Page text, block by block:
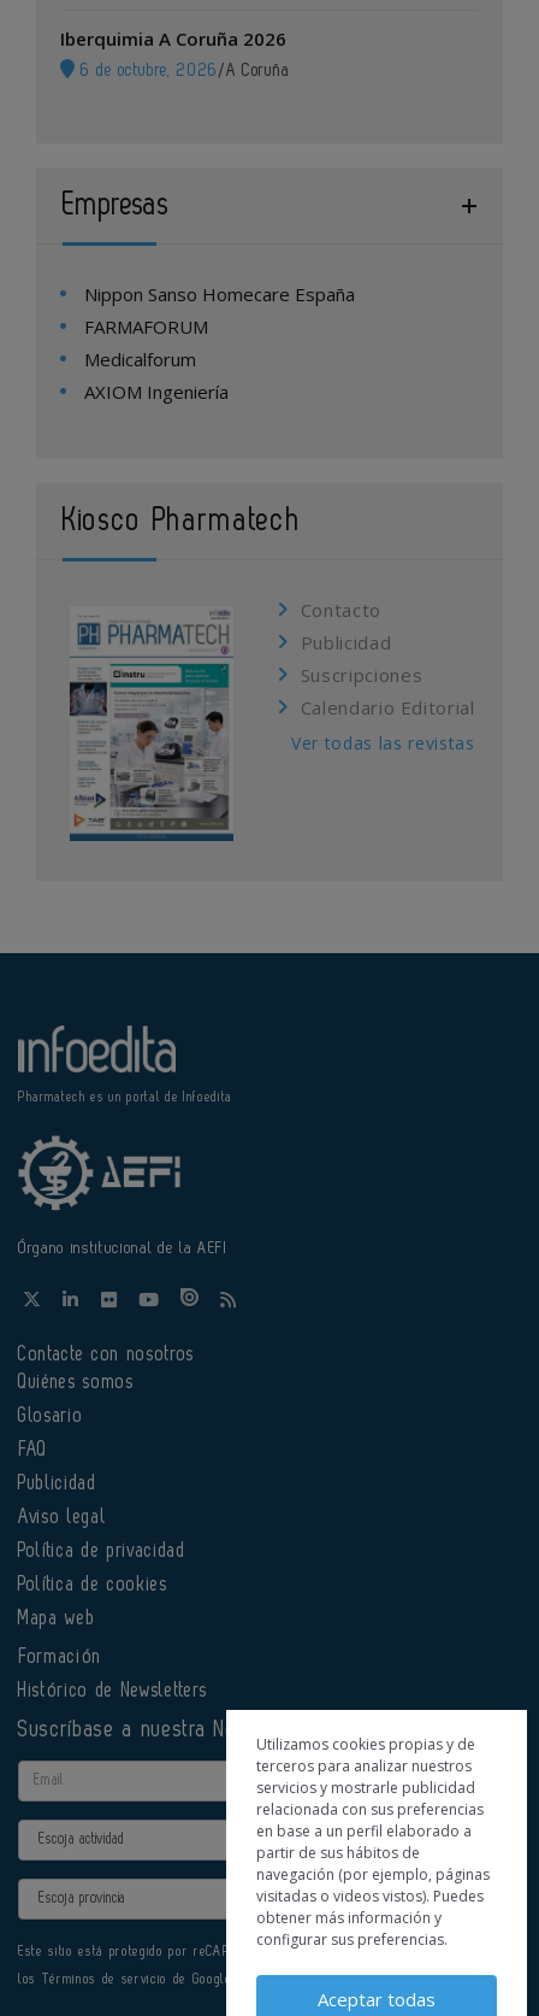
Iberquimia A Coruña 2026
6 de octubre, 2026 /A Coruña
Empresas
Nippon Sanso Homecare España
FARMAFORUM
Medicalforum
AXIOM Ingeniería
Kiosco Pharmatech
Contacto
Publicidad
Suscripciones
Calendario Editorial
Ver todas las revistas
Pharmatech es un portal de Infoedita
Órgano institucional de la AEFI
Contacte con nosotros
Quiénes somos
Glosario
FAQ
Publicidad
Aviso legal
Política de privacidad
Política de cookies
Mapa web
Formación
Histórico de Newsletters
Suscríbase a nuestra Newsletter
Email
Actividad
Provincia
Este sitio está protegido por reCAPTCHA y se aplican la
los Términos de servicio de Google.
Utilizamos cookies propias y de
terceros para analizar nuestros
servicios y mostrarle publicidad
relacionada con sus preferencias
en base a un perfil elaborado a
partir de sus hábitos de
navegación (por ejemplo, páginas
visitadas o videos vistos). Puedes
obtener más información y
configurar sus preferencias.
Aceptar todas